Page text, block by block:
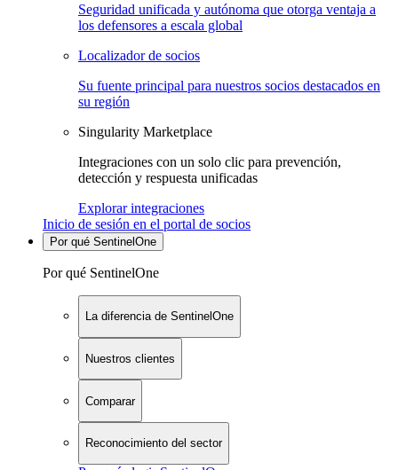
Seguridad unificada y autónoma que otorga ventaja a
los defensores a escala global
Localizador de socios
Su fuente principal para nuestros socios destacados en
su región
Singularity Marketplace
Integraciones con un solo clic para prevención,
detección y respuesta unificadas
Explorar integraciones
Inicio de sesión en el portal de socios
Por qué SentinelOne
Por qué SentinelOne
La diferencia de SentinelOne
Nuestros clientes
Comparar
Reconocimiento del sector